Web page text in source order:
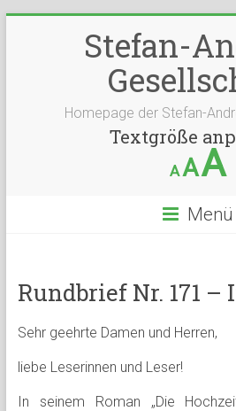
Stefan-
Homepage der Stefan-
Textgröße
AAA
Menü
Rundbrief Nr. 171 –
Sehr geehrte Damen und Herren,
liebe Leserinnen und Leser!
In seinem Roman „Die